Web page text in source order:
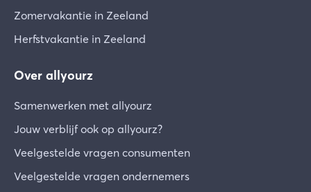
Zomervakantie in Zeeland
Herfstvakantie in Zeeland
Over allyourz
Samenwerken met allyourz
Jouw verblijf ook op allyourz?
Veelgestelde vragen consumenten
Veelgestelde vragen ondernemers